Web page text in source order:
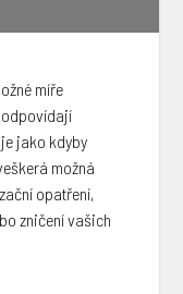
míře
odpovídají
jako kdyby
možná
opatření,
zničení vašich